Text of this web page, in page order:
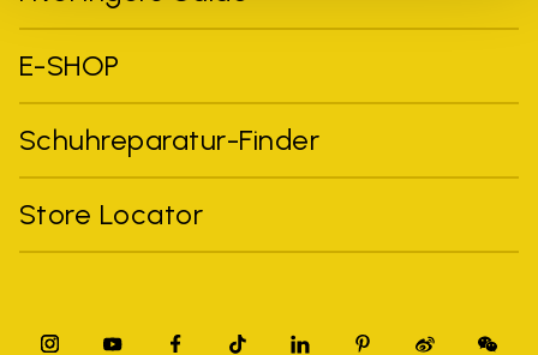
E-SHOP
Schuhreparatur-Finder
Store Locator